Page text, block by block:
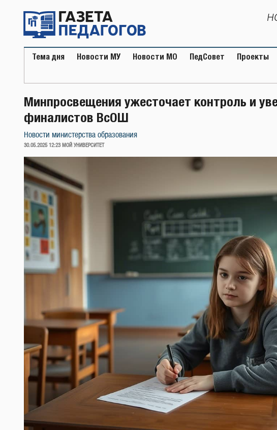
содержимому
Тема дня Новости МУ Новости МО ПедСовет Проекты
Минпросвещения ужесточает контроль и
финалистов ВсОШ
Новости министерства образования
ОПУБЛИКОВАНО
30.05.2025 12:23 МОЙ УНИВЕРСИТЕТ